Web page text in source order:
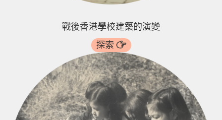
戰後香港學校建築的演變
探索